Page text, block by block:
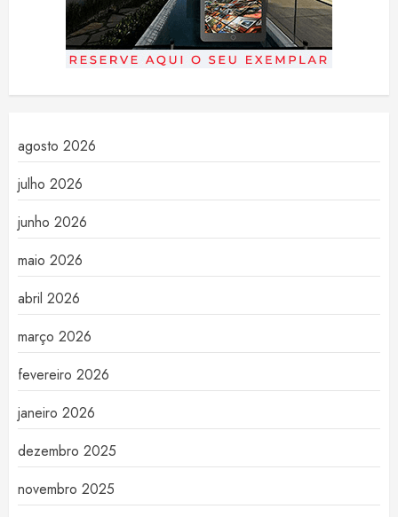
agosto 2026
julho 2026
junho 2026
maio 2026
abril 2026
março 2026
fevereiro 2026
janeiro 2026
dezembro 2025
novembro 2025